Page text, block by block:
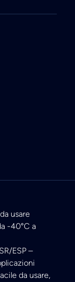
usare
-40°C a
ESP –
da usare,